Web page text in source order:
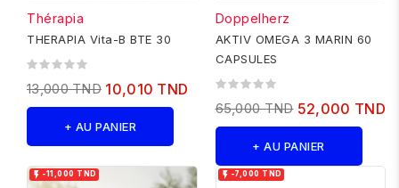
Thérapia
THERAPIA Vita-B BTE 30
13,000 TND 10,010 TND
+ AU PANIER
Doppelherz
AKTIV OMEGA 3 MARIN 60
CAPSULES
65,000 TND 52,000 TND
+ AU PANIER
 -11,000 TND  -7,000 TND